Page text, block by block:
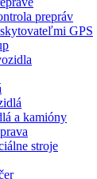
prepráv
GPS
a kamióny
stroje